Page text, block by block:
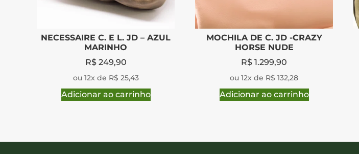
NECESSAIRE C. E L. JD – AZUL
MARINHO
R$249,90
ou 12x de R$ 25,43
Adicionar ao carrinho
MOCHILA DE C. JD -CRAZY
HORSE NUDE
R$ 1.299,90
ou 12x de R$ 132,28
Adicionar ao carrinho